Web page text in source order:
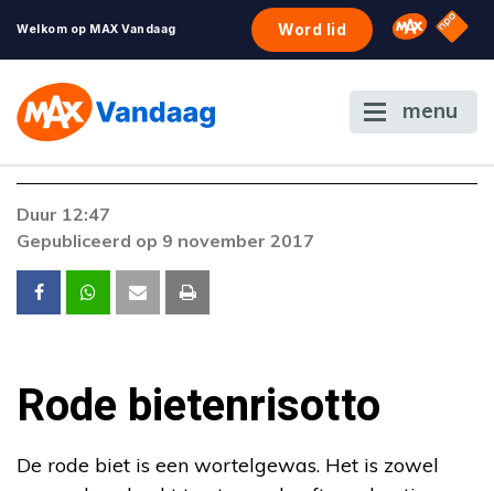
Welkom op MAX Vandaag Word lid Omroep
NPO
menu
De gewenste stream is op dit moment niet
voordoen, neem dan contact op met onze
klantenservice.
Duur 12:47
Gepubliceerd op 9 november 2017
Rode bietenrisotto
De rode biet is een wortelgewas. Het is zowel